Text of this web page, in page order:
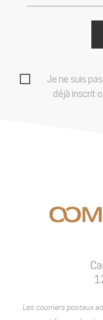
Je ne suis
déjà inscrit
Les courriers postaux